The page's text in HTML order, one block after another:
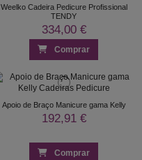
Weelko Cadeira Pedicure Profissional
TENDY
334,00 €
Comprar
Apoio de Braço Manicure gama Kelly
192,91 €
Comprar